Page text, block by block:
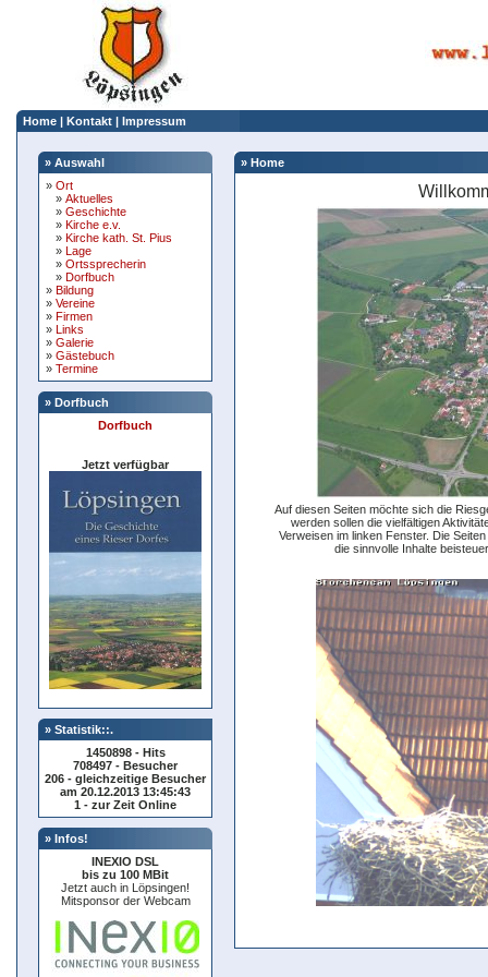
Home | Kontakt | Impressum
» Auswahl
» Ort
» Aktuelles
» Geschichte
» Kirche e.v.
» Kirche kath. St. Pius
» Lage
» Ortssprecherin
» Dorfbuch
» Bildung
» Vereine
» Firmen
» Links
» Galerie
» Gästebuch
» Termine
» Dorfbuch
Dorfbuch
Jetzt verfügbar
» Statistik::.
1450898 - Hits
708497 - Besucher
206 - gleichzeitige Besucher
am 20.12.2013 13:45:43
1 - zur Zeit Online
» Infos!
INEXIO DSL
bis zu 100 MBit
Jetzt auch in Löpsingen!
Mitsponsor der Webcam
» Home
Auf diesen Seiten möchte sich die
werden sollen die vielfältigen
Verweisen im linken Fenster. Die
die sinnvolle Inhalte